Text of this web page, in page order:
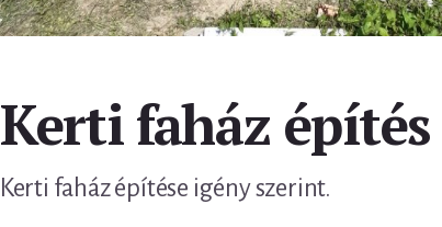
Kerti faház építés
Kerti faház építése igény szerint.